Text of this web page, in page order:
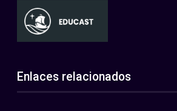
Enlaces relacionados